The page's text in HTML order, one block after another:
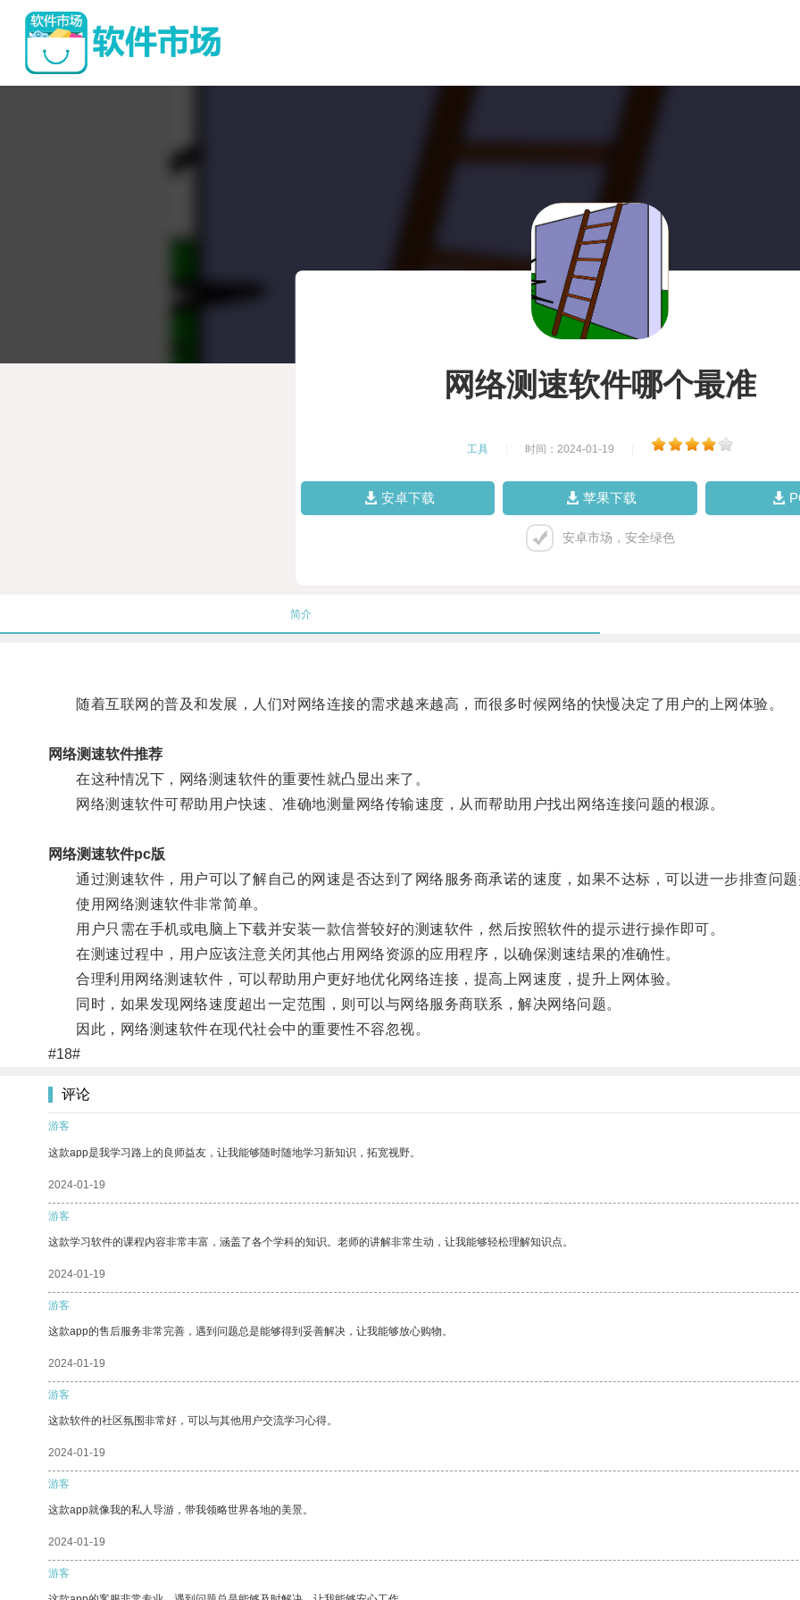
网络测速软件哪个最准
工具 时间：2024-01-19
安卓下载 苹果下载
安卓市场，安全绿色
简介
随着互联网的普及和发展，人们对网络连接的需求越来越高，而很多时候网络的快慢决定了用户的上网体验。
网络测速软件推荐
在这种情况下，网络测速软件的重要性就凸显出来了。
网络测速软件可帮助用户快速、准确地测量网络传输速度，从而帮助用户找出网络连接问题的根源。
网络测速软件pc版
通过测速软件，用户可以了解自己的网速是否达到了网络服务商承诺的速度，如果不达标，可以进一步排查问题
使用网络测速软件非常简单。
用户只需在手机或电脑上下载并安装一款信誉较好的测速软件，然后按照软件的提示进行操作即可。
在测速过程中，用户应该注意关闭其他占用网络资源的应用程序，以确保测速结果的准确性。
合理利用网络测速软件，可以帮助用户更好地优化网络连接，提高上网速度，提升上网体验。
同时，如果发现网络速度超出一定范围，则可以与网络服务商联系，解决网络问题。
因此，网络测速软件在现代社会中的重要性不容忽视。
#18#
评论
游客
这款app是我学习路上的良师益友，让我能够随时随地学习新知识，拓宽视野。
2024-01-19
游客
这款学习软件的课程内容非常丰富，涵盖了各个学科的知识。老师的讲解非常生动，让我能够轻松理解知识点。
2024-01-19
游客
这款app的售后服务非常完善，遇到问题总是能够得到妥善解决，让我能够放心购物。
2024-01-19
游客
这款软件的社区氛围非常好，可以与其他用户交流学习心得。
2024-01-19
游客
这款app就像我的私人导游，带我领略世界各地的美景。
2024-01-19
游客